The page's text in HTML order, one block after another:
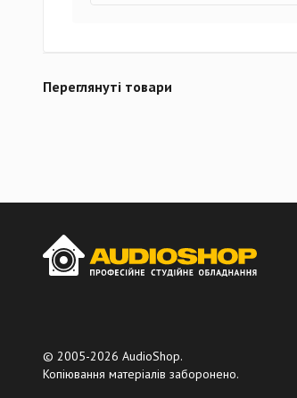
Переглянуті товари
© 2005-2026 AudioShop.
Копіювання матеріалів заборонено.